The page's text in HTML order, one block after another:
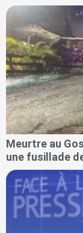
Meurtre au
une fusillade